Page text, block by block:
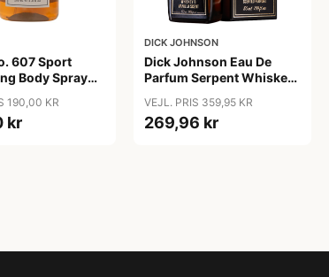
607 Sport
Body Spray
190,00 KR
kr
DICK JOHNSON
Dick Johnson Eau De
Parfum Serpent Whiskey
VEJL. PRIS 359,95 KR
269,96 kr